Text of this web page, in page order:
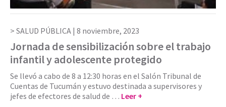
SALUD PÚBLICA | 8 noviembre, 2023
Jornada de sensibilización sobre el trabajo
infantil y adolescente protegido
Se llevó a cabo de 8 a 12:30 horas en el Salón Tribunal de
Cuentas de Tucumán y estuvo destinada a supervisores y
jefes de efectores de salud de … Leer +